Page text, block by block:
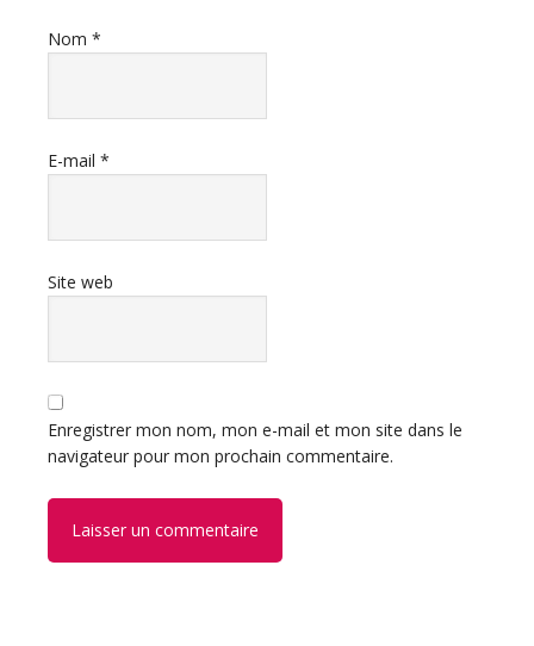
Nom *
E-mail *
Site web
Enregistrer mon nom, mon e-mail et mon site dans le
navigateur pour mon prochain commentaire.